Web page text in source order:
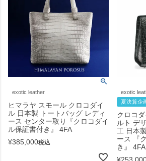
exotic leather
ヒマラヤ スモール クロコダイ
ル 日本製 トートバッグ レディ
ース センター取り『クロコダイ
ル保証書付き』 4FA
¥385,000税込
exotic
夏決算企
クロコ
ルト デ
工 日本
ース 『
き』 4FA